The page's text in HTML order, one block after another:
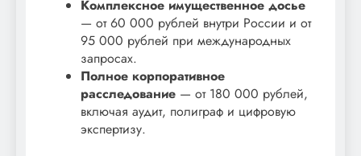
Комплексное имущественное досье
— от 60 000 рублей внутри России и от
95 000 рублей при международных
запросах.
Полное корпоративное
расследование — от 180 000 рублей,
включая аудит, полиграф и цифровую
экспертизу.